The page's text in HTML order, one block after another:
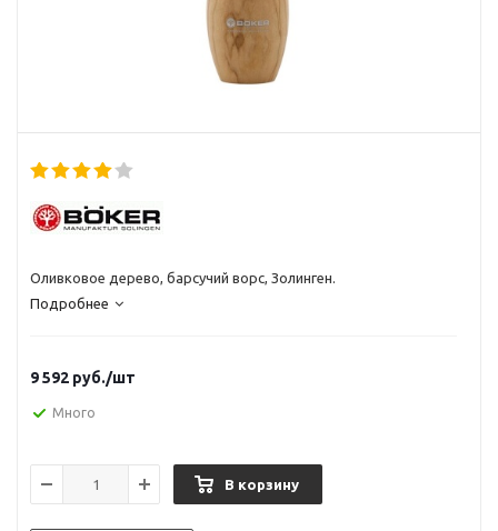
Оливковое дерево, барсучий ворс, Золинген.
Подробнее
9 592 руб./шт
Много
В корзину